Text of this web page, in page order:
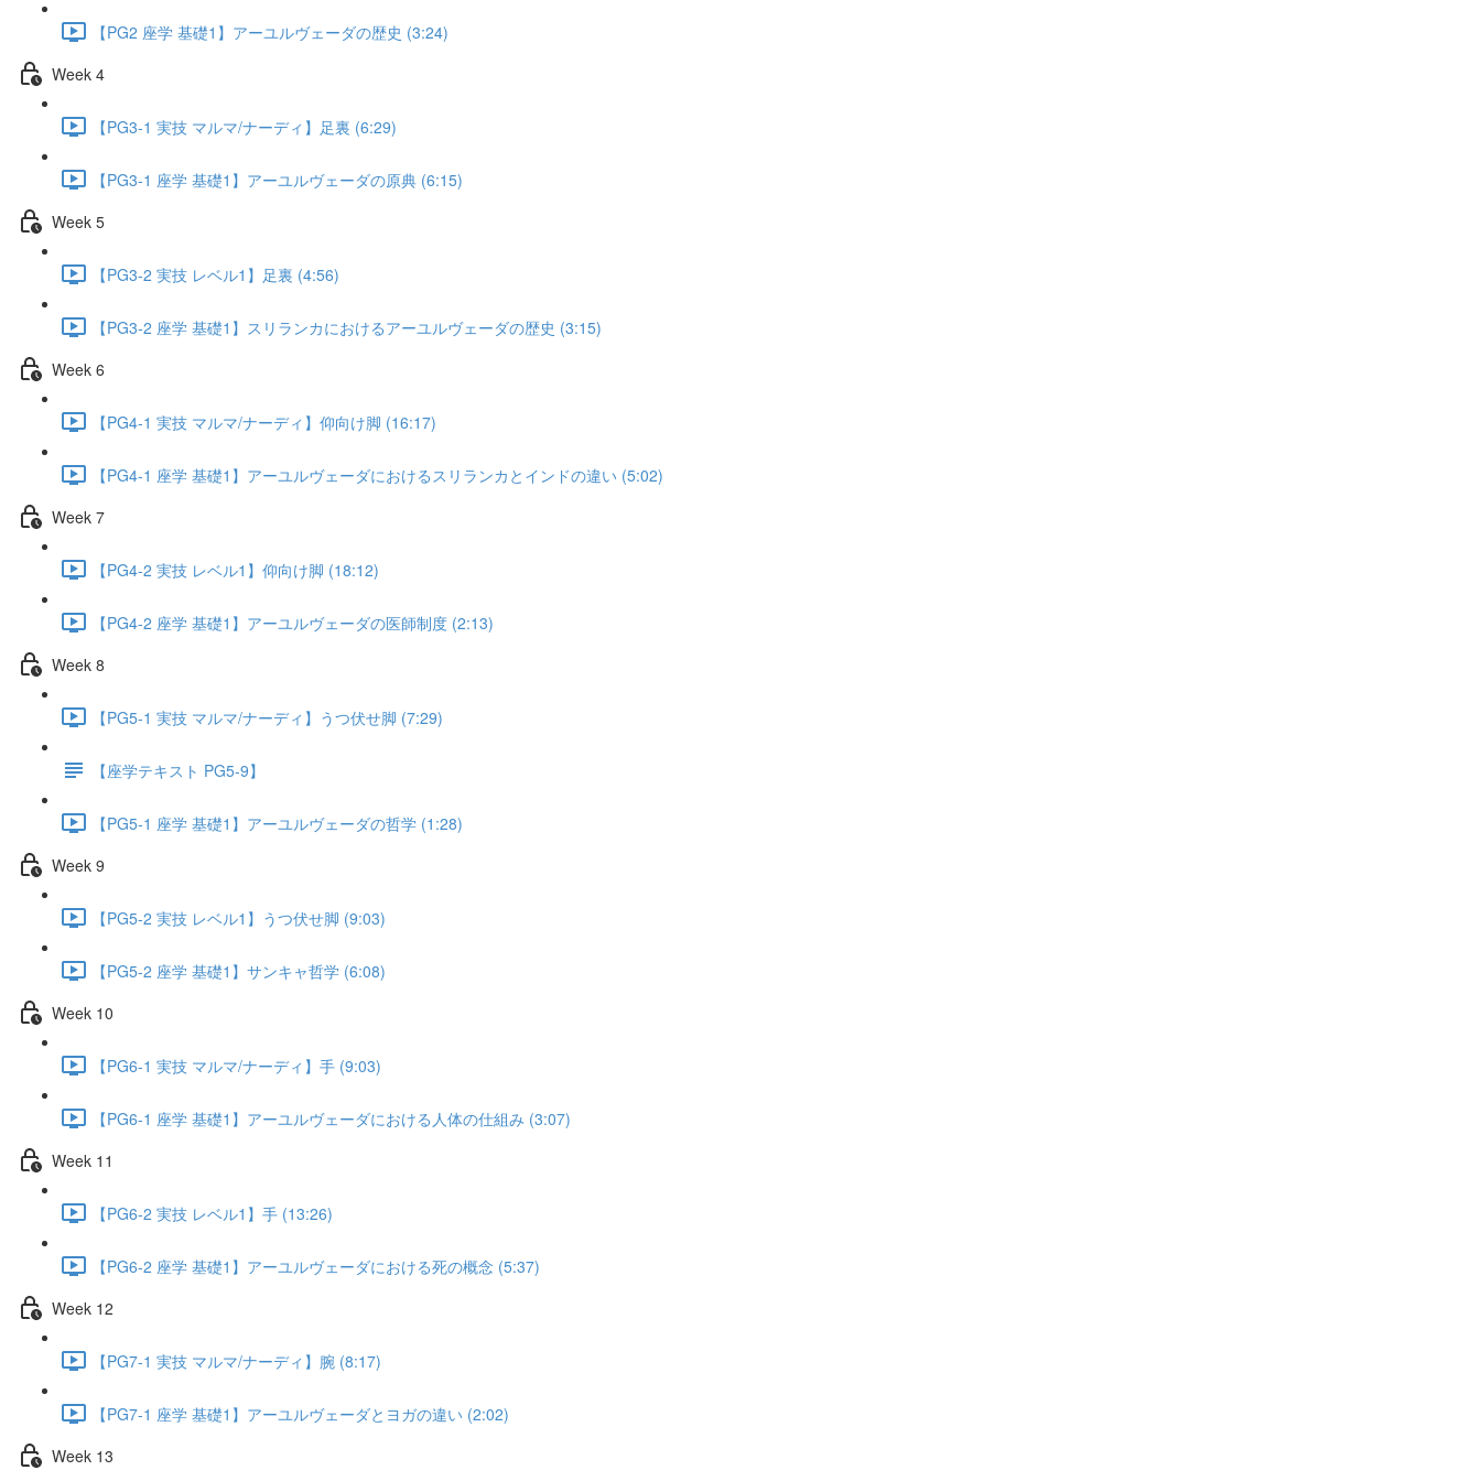
【PG2 座学 基礎1】アーユルヴェーダの歴史 (3:24)
Week 4
【PG3-1 実技 マルマ/ナーディ】足裏 (6:29)
【PG3-1 座学 基礎1】アーユルヴェーダの原典 (6:15)
Week 5
【PG3-2 実技 レベル1】足裏 (4:56)
【PG3-2 座学 基礎1】スリランカにおけるアーユルヴェーダの歴史 (3:15)
Week 6
【PG4-1 実技 マルマ/ナーディ】仰向け脚 (16:17)
【PG4-1 座学 基礎1】アーユルヴェーダにおけるスリランカとインドの違い (5:02)
Week 7
【PG4-2 実技 レベル1】仰向け脚 (18:12)
【PG4-2 座学 基礎1】アーユルヴェーダの医師制度 (2:13)
Week 8
【PG5-1 実技 マルマ/ナーディ】うつ伏せ脚 (7:29)
【座学テキスト PG5-9】
【PG5-1 座学 基礎1】アーユルヴェーダの哲学 (1:28)
Week 9
【PG5-2 実技 レベル1】うつ伏せ脚 (9:03)
【PG5-2 座学 基礎1】サンキャ哲学 (6:08)
Week 10
【PG6-1 実技 マルマ/ナーディ】手 (9:03)
【PG6-1 座学 基礎1】アーユルヴェーダにおける人体の仕組み (3:07)
Week 11
【PG6-2 実技 レベル1】手 (13:26)
【PG6-2 座学 基礎1】アーユルヴェーダにおける死の概念 (5:37)
Week 12
【PG7-1 実技 マルマ/ナーディ】腕 (8:17)
【PG7-1 座学 基礎1】アーユルヴェーダとヨガの違い (2:02)
Week 13